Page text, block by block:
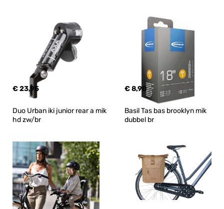
€ 23,95 € 8,90
Duo Urban iki junior rear a mik
hd zw/br
Basil Tas bas brooklyn mik
dubbel br